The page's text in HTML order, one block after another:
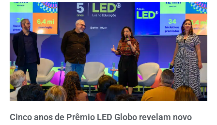
Cinco anos de Prêmio LED Globo revelam novo